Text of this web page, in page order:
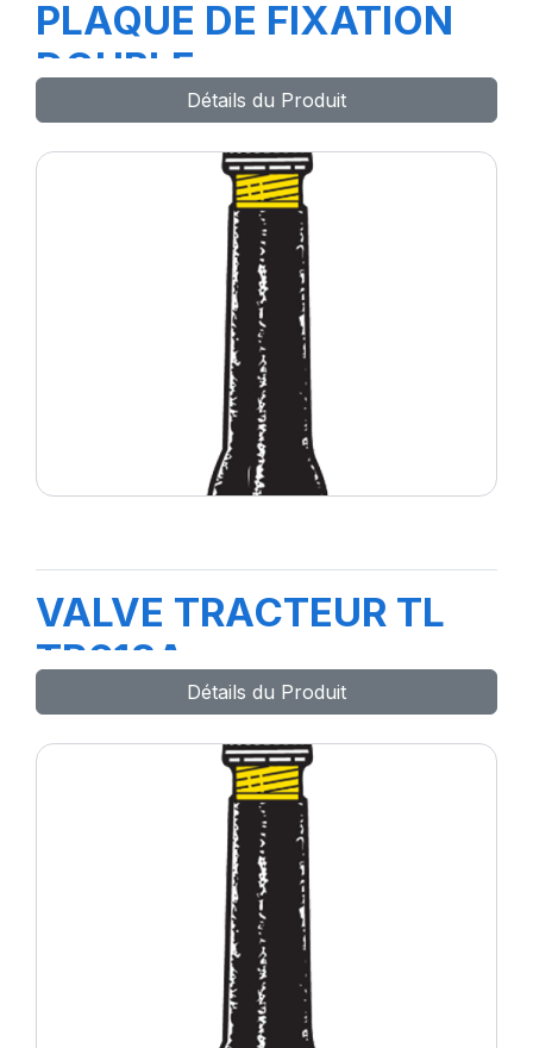
PLAQUE DE FIXATION
DOUBLE
REF.1431(attache)
Détails du Produit
VALVE TRACTEUR TL
TR618A
Détails du Produit